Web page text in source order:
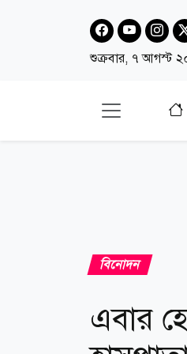
শুক্রবার, ৭ আগস্ট
বিনোদন
এবার